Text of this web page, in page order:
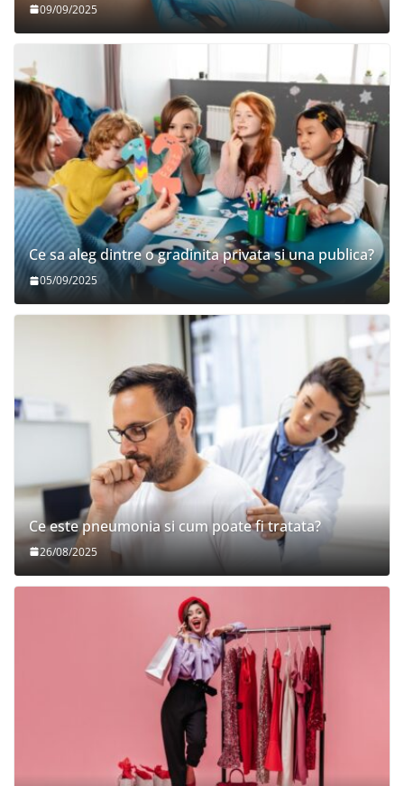
09/09/2025
Ce sa aleg dintre o gradinita privata si una publica?
05/09/2025
Ce este pneumonia si cum poate fi tratata?
26/08/2025